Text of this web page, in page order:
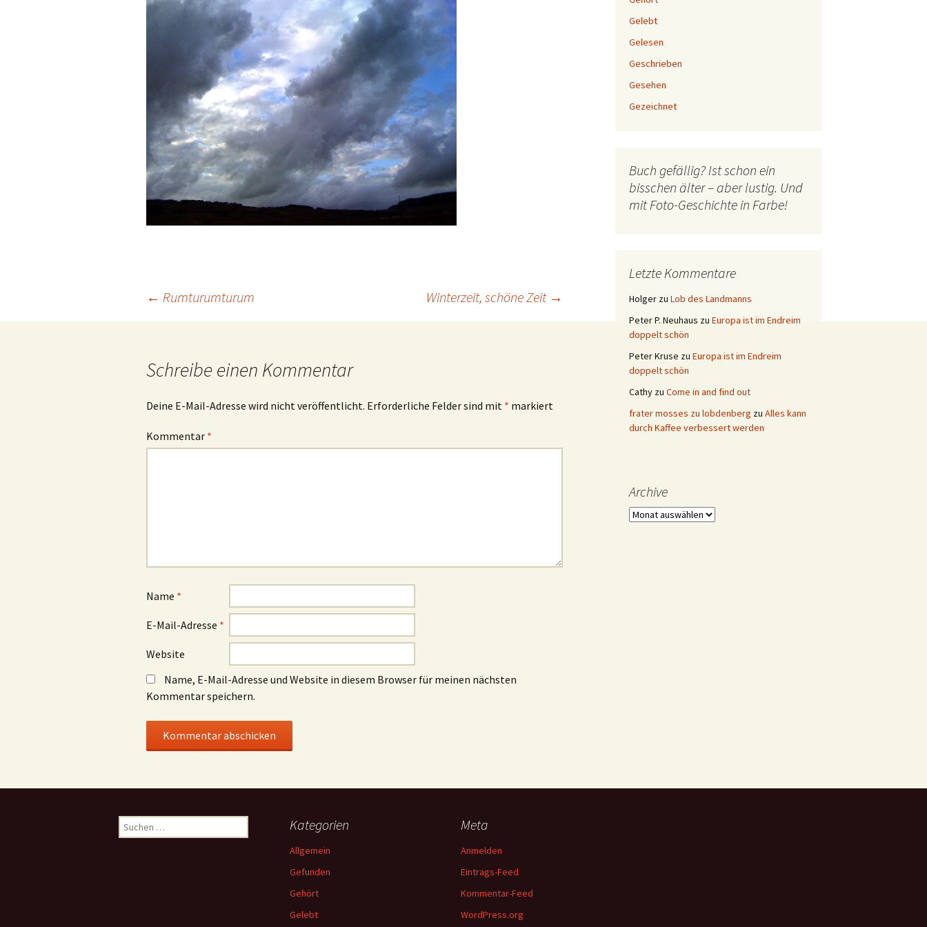
← Rumturumturum Winterzeit, schöne Zeit →
Schreibe einen Kommentar
Deine E-Mail-Adresse wird nicht veröffentlicht. Erforderliche Felder sind mit * markiert
Kommentar *
Name *
E-Mail-Adresse *
Website
Name, E-Mail-Adresse und Website in diesem Browser für meinen nächsten
Kommentar speichern.
Gelebt
Gelesen
Geschrieben
Gesehen
Gezeichnet
Buch gefällig? Ist schon ein
bisschen älter – aber lustig. Und
mit Foto-Geschichte in Farbe!
Letzte Kommentare
Holger zu Lob des Landmanns
Peter P. Neuhaus zu Europa ist im Endreim
doppelt schön
Peter Kruse zu Europa ist im Endreim
doppelt schön
Cathy zu Come in and find out
frater mosses zu lobdenberg zu Alles kann
durch Kaffee verbessert werden
Archive
Archive
Suchen
nach:
Kategorien
Allgemein
Gefunden
Gehört
Gelebt
Meta
Anmelden
Eintrags-Feed
Kommentar-Feed
WordPress.org